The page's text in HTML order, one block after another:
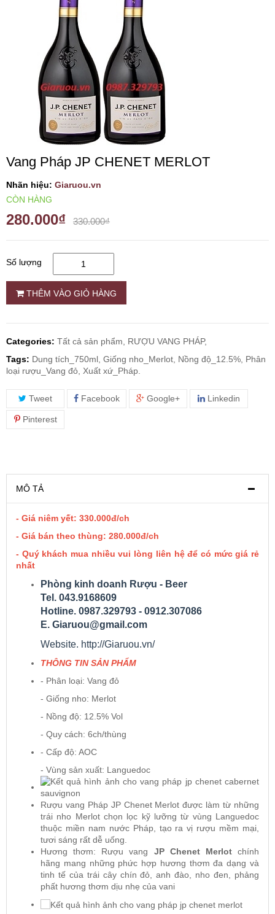
VANG TÂY BAN NHA
RƯỢU VANG MỸ
RƯỢU VANG NGỌT
RƯỢU VANG BỊCH
RƯỢU VANG ÚC
RƯỢU VANG ÁO
RƯỢU CHAMPANGNE
RƯỢU XO BRANDY
RƯỢU VODKA
RƯỢU COGNAC
BIA NGOẠI
Rượu Vang Argentina
VANG CANADA ICEWINE
RƯỢU VANG NAM PHI
Rượu Vang BỒ ĐÀO NHA
RƯỢU VANG ROMANIA GIÁ CỰC RẺ
RƯỢU VANG ĐỨC
Vang Pháp JP CHENET MERLOT
Nhãn hiệu: Giaruou.vn
CÒN HÀNG
280.000₫ 330.000₫
Số lượng
THÊM VÀO GIỎ HÀNG
Categories: Tất cả sản phẩm,
RƯỢU VANG PHÁP,
Tags: Dung tích_750ml, Giống nho_Merlot, Nồng độ_12.5%, Phân
loại rượu_Vang đỏ, Xuất xứ_Pháp.
Tweet Facebook Google+ Linkedin
Pinterest
MÔ TẢ
- Giá niêm yết: 330.000đ/ch
- Giá bán theo thùng: 280.000đ/ch
- Quý khách mua nhiều vui lòng liên hệ để có mức giá rẻ
nhất
Phòng kinh doanh Rượu - Beer
Tel. 043.9168609
Hotline. 0987.329793 - 0912.307086
E. Giaruou@gmail.com
Website. http://Giaruou.vn/
THÔNG TIN SẢN PHẨM
- Phân loại: Vang đỏ
- Giống nho: Merlot
- Nồng độ: 12.5% Vol
- Quy cách: 6ch/thùng
- Cấp độ: AOC
- Vùng sản xuất: Languedoc
Rượu vang Pháp JP Chenet Merlot được làm từ những
trái nho Merlot chọn lọc kỹ lưỡng từ vùng Languedoc
thuộc miền nam nước Pháp, tạo ra vị rượu mềm mại,
tươi sáng rất dễ uống.
Hương thơm: Rượu vang JP Chenet Merlotchính
hãng mang những phức hợp hương thơm đa dạng và
tinh tế của trái cây chín đỏ, anh đào, nho đen, phảng
phất hương thơm dịu nhẹ của vani